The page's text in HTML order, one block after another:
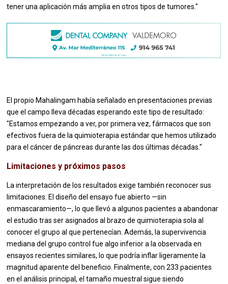
tener una aplicación más amplia en otros tipos de tumores."
El propio Mahalingam había señalado en presentaciones previas
que el campo lleva décadas esperando este tipo de resultado:
"Estamos empezando a ver, por primera vez, fármacos que son
efectivos fuera de la quimioterapia estándar que hemos utilizado
para el cáncer de páncreas durante las dos últimas décadas."
Limitaciones y próximos pasos
La interpretación de los resultados exige también reconocer sus
limitaciones. El diseño del ensayo fue abierto —sin
enmascaramiento—, lo que llevó a algunos pacientes a abandonar
el estudio tras ser asignados al brazo de quimioterapia sola al
conocer el grupo al que pertenecían. Además, la supervivencia
mediana del grupo control fue algo inferior a la observada en
ensayos recientes similares, lo que podría inflar ligeramente la
magnitud aparente del beneficio. Finalmente, con 233 pacientes
en el análisis principal, el tamaño muestral sigue siendo